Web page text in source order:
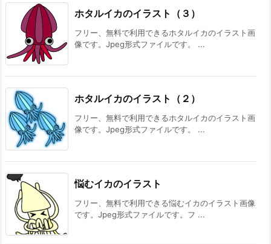
ホタルイカのイラスト（３）
フリー、無料で利用できるホタルイカのイラスト画
像です。Jpeg形式ファイルです。 ...
ホタルイカのイラスト（２）
フリー、無料で利用できるホタルイカのイラスト画
像です。Jpeg形式ファイルです。 ...
悩むイカのイラスト
フリー、無料で利用できる悩むイカのイラスト画像
です。Jpeg形式ファイルです。フ ...